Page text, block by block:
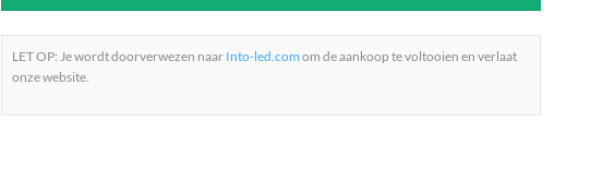
LET OP: Je wordt doorverwezen naar Into-led.com om de aankoop te voltooien en verlaat
onze website.